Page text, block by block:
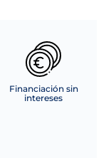
Financiación sin
intereses